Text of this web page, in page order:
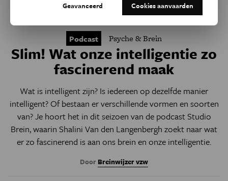
Podcast Psyche & Brein
Slim! Wat onze intelligentie zo
fascinerend maak
Wat is intelligent zijn? Is iedereen op dezelfde manier
intelligent? Of bestaan er verschillende vormen en soorten
van? Je hoort het in dit seizoen van de podcast Studio
Brein, waarin Shalini Van den Langenbergh zoekt naar wat
er zo fascinerend is aan ons brein en onze intelligentie.
Door Breinwijzer vzw
Geavanceerd Cookies aanvaarden